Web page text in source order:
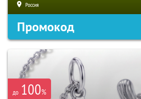
Россия
Промокод
до 100%